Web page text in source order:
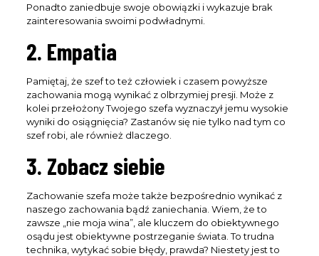
Ponadto zaniedbuje swoje obowiązki i wykazuje brak
zainteresowania swoimi podwładnymi.
2. Empatia
Pamiętaj, że szef to też człowiek i czasem powyższe
zachowania mogą wynikać z olbrzymiej presji. Może z
kolei przełożony Twojego szefa wyznaczył jemu wysokie
wyniki do osiągnięcia? Zastanów się nie tylko nad tym co
szef robi, ale również dlaczego.
3. Zobacz siebie
Zachowanie szefa może także bezpośrednio wynikać z
naszego zachowania bądź zaniechania. Wiem, że to
zawsze „nie moja wina”, ale kluczem do obiektywnego
osądu jest obiektywne postrzeganie świata. To trudna
technika, wytykać sobie błędy, prawda? Niestety jest to